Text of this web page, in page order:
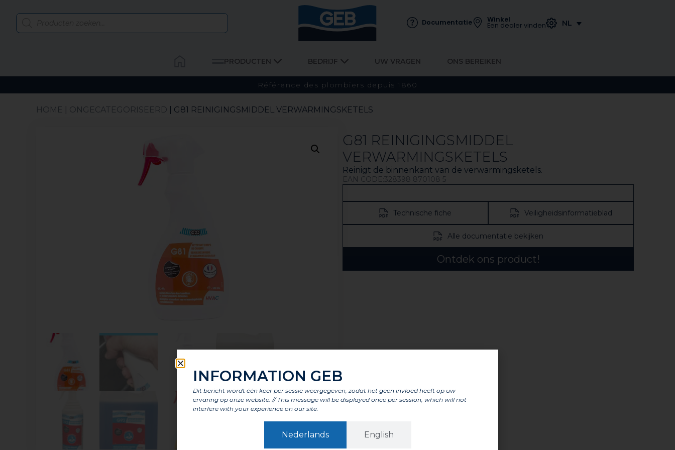
Documentatie Winkel
Een dealer vinden NL
PRODUCTEN BEDRIJF UW VRAGEN ONS BEREIKEN
Référence des plombiers depuis 1860
HOME ONGECATEGORISEERD | G81 REINIGINGSMIDDEL VERWARMINGSKETELS
G81 REINIGINGSMIDDEL
VERWARMINGSKETELS
Reinigt de binnenkant van de verwarmingsketels.
EAN CODE:328398 870108 5
Technische fiche Veiligheidsinformatieblad
Alle documentatie bekijken
Ontdek ons product!
INFORMATION GEB
Dit bericht wordt één keer per sessie weergegeven, zodat het geen invloed heeft op uw
ervaring op onze website. // This message will be displayed once per session, which will not
interfere with your experience on our site.
Nederlands English